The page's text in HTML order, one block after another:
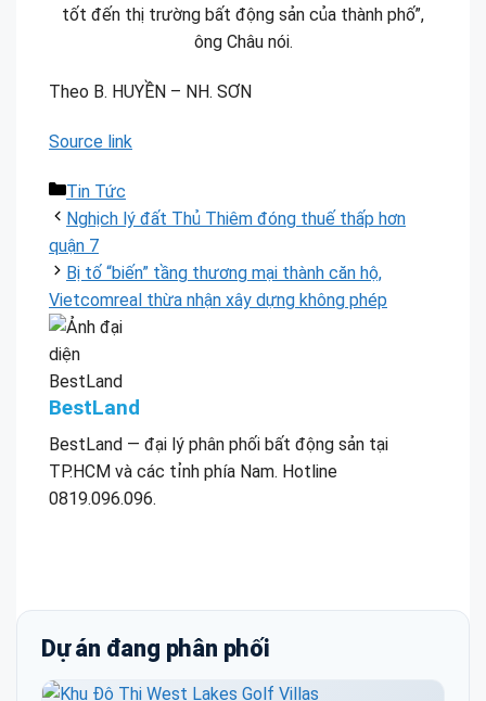
tốt đến thị trường bất động sản của thành phố”,
ông Châu nói.
Theo B. HUYỀN – NH. SƠN
Source link
Danh
mục
Tin Tức
Nghịch lý đất Thủ Thiêm đóng thuế thấp hơn
quận 7
Bị tố “biến” tầng thương mại thành căn hộ,
Vietcomreal thừa nhận xây dựng không phép
BestLand
BestLand — đại lý phân phối bất động sản tại
TP.HCM và các tỉnh phía Nam. Hotline
0819.096.096.
Dự án đang phân phối